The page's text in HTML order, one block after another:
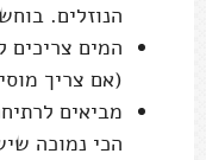
הנוזלים.
(אם צריך
מביאים
הכי נמוכה